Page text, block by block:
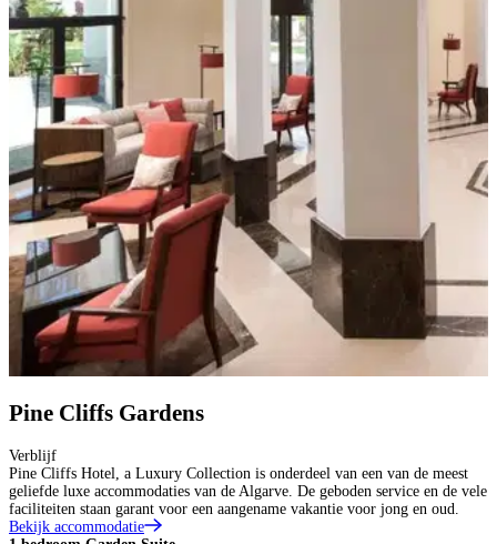
Pine Cliffs Gardens
Verblijf
Pine Cliffs Hotel, a Luxury Collection is onderdeel van een van de meest
geliefde luxe accommodaties van de Algarve. De geboden service en de vele
faciliteiten staan garant voor een aangename vakantie voor jong en oud.
Bekijk accommodatie